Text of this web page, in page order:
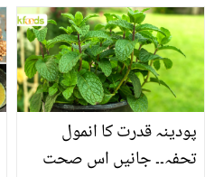
منرلز اور اینٹی آکسیڈنٹس
سے بھرپور اس سبزی کے
فائدے
پودینہ قدرت کا انمول
تحفہ۔۔ جانیں اس صحت